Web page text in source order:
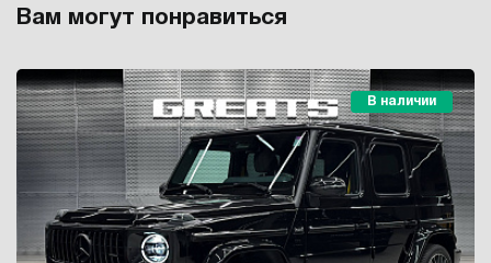
Вам могут понравиться
В наличии